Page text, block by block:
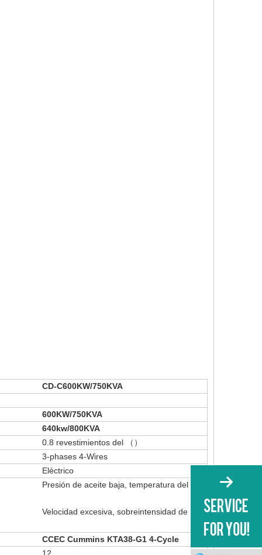
CD-C600KW/750KVA
600KW/750KVA
640kw/800KVA
0.8 revestimientos del （ ）
3-phases 4-Wires
Eléctrico
Presión de aceite baja, temperatura del
Velocidad excesiva, sobreintensidad de
CCEC Cummins KTA38-G1 4-Cycle